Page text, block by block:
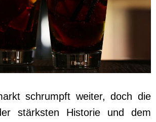
schrumpft weiter, doch die
stärksten Historie und dem